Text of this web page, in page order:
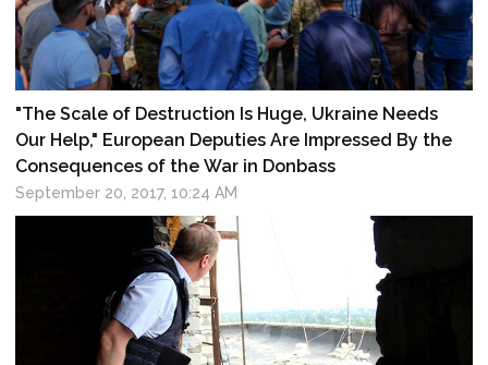
"The Scale of Destruction Is Huge, Ukraine Needs
Our Help," European Deputies Are Impressed By the
Consequences of the War in Donbass
September 20, 2017, 10:24 AM